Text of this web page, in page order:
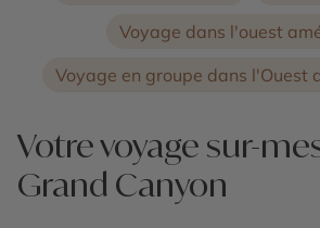
Voyage dans l'ouest
Voyage en groupe dans l'Ouest
Votre voyage sur-
Grand Canyon